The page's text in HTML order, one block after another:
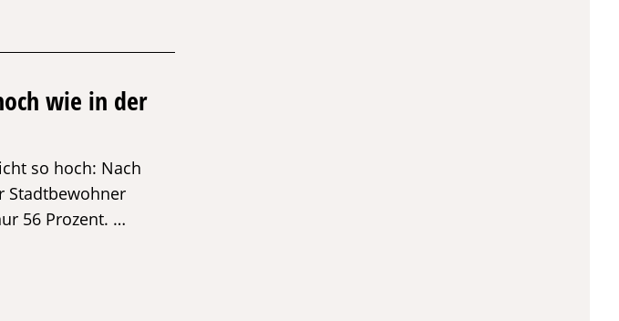
wie in der
so hoch: Nach
Stadtbewohner
56 Prozent. …